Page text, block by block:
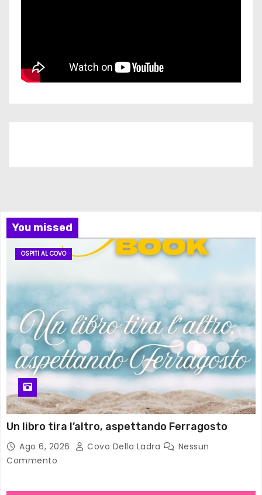
You missed
OSPITI AL COVO
Un libro tira l’altro, aspettando Ferragosto
Ago 6, 2026 Covo Della Ladra
Nessun
Commento